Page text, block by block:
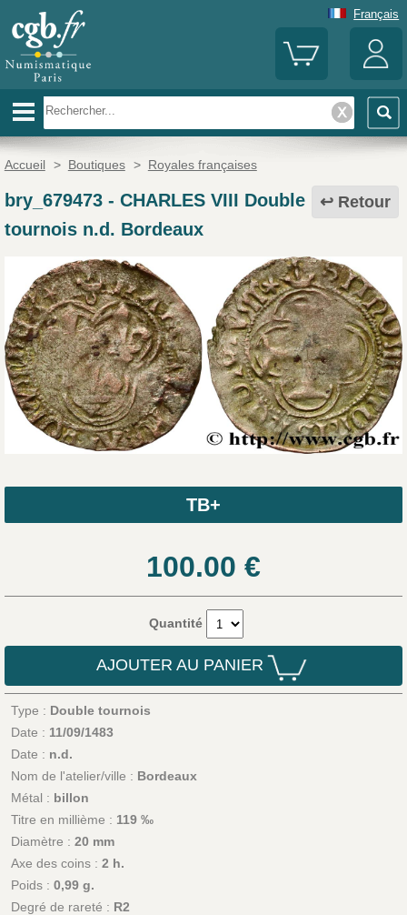
Français
Accueil > Boutiques > Royales françaises
Retour
bry_679473- CHARLES VIII Double
tournois n.d. Bordeaux
TB+
100.00 €
Quantité
AJOUTER AU PANIER
Type : Double tournois
Date : 11/09/1483
Date : n.d.
Nom de l'atelier/ville : Bordeaux
Métal : billon
Titre en millième : 119 ‰
Diamètre : 20 mm
Axe des coins : 2 h.
Poids : 0,99 g.
Degré de rareté : R2